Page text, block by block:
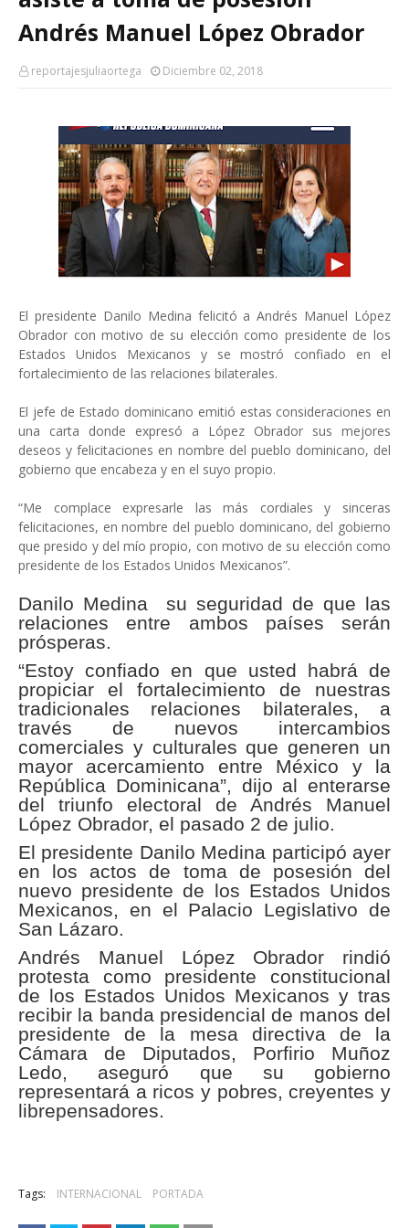
Andrés Manuel López Obrador
reportajesjuliaortega Diciembre 02, 2018
El presidente Danilo Medina felicitó a Andrés Manuel López
Obrador con motivo de su elección como presidente de los
Estados Unidos Mexicanos y se mostró confiado en el
fortalecimiento de las relaciones bilaterales.
El jefe de Estado dominicano emitió estas consideraciones en
una carta donde expresó a López Obrador sus mejores
deseos y felicitaciones en nombre del pueblo dominicano, del
gobierno que encabeza y en el suyo propio.
“Me complace expresarle las más cordiales y sinceras
felicitaciones, en nombre del pueblo dominicano, del gobierno
que presido y del mío propio, con motivo de su elección como
presidente de los Estados Unidos Mexicanos”.
Danilo Medina su seguridad de que las
relaciones entre ambos países serán
prósperas.
“Estoy confiado en que usted habrá de
propiciar el fortalecimiento de nuestras
tradicionales relaciones bilaterales, a
través de nuevos intercambios
comerciales y culturales que generen un
mayor acercamiento entre México y la
República Dominicana”, dijo al enterarse
del triunfo electoral de Andrés Manuel
López Obrador, el pasado 2 de julio.
El presidente Danilo Medina participó ayer
en los actos de toma de posesión del
nuevo presidente de los Estados Unidos
Mexicanos, en el Palacio Legislativo de
San Lázaro.
Andrés Manuel López Obrador rindió
protesta como presidente constitucional
de los Estados Unidos Mexicanos y tras
recibir la banda presidencial de manos del
presidente de la mesa directiva de la
Cámara de Diputados, Porfirio Muñoz
Ledo, aseguró que su gobierno
representará a ricos y pobres, creyentes y
librepensadores.
Tags: INTERNACIONAL PORTADA